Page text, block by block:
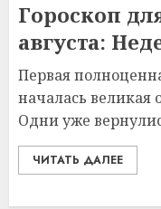
Гороскоп
августа:
Первая
началась великая
Одни уже
ЧИТАТЬ ДАЛЕЕ